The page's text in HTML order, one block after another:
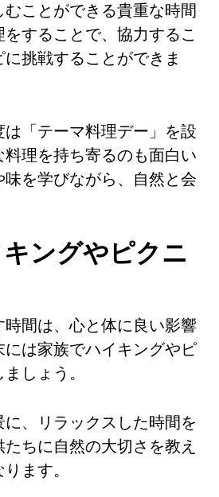
ことができる貴重な時間
することで、協力するこ
挑戦することができま
「テーマ料理デー」を設
理を持ち寄るのも面白い
を学びながら、自然と会
ングやピクニ
時間は、心と体に良い影響
には家族でハイキングやピ
しょう。
、リラックスした時間を
ちに自然の大切さを教え
ます。